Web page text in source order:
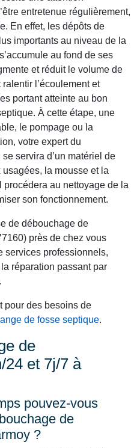
entretenue régulièrement,
En effet, les dépôts de
importants au niveau de la
au fond de ses
et réduit le volume de
l’écoulement et
portant atteinte au bon
À cette étape, une
le pompage ou la
votre expert du
servira d’un matériel de
la mousse et la
au nettoyage de la
son fonctionnement.
de débouchage de
près de chez vous
services professionnels,
réparation passant par
pour des besoins de
de fosse septique.
de
24 et 7j/7 à
pouvez-vous
de
?